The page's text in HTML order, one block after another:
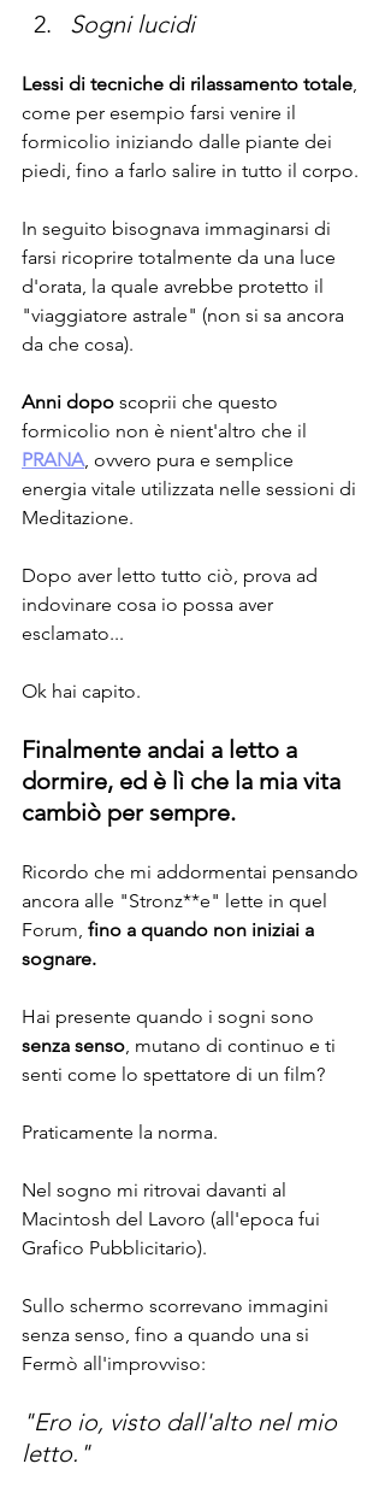
Sogni lucidi
Lessi di tecniche di rilassamento totale
come per esempio farsi venire il
formicolio iniziando dalle piante dei
piedi, fino a farlo salire in tutto il corpo.
In seguito bisognava immaginarsi di
farsi ricoprire totalmente da una luce
d'orata, la quale avrebbe protetto il
"viaggiatore astrale" (non si sa ancora
da che cosa).
Anni dopo scoprii che questo
formicolio non è nient'altro che il
PRANA , ovvero pura e semplice
energia vitale utilizzata nelle sessioni di
Meditazione.
Dopo aver letto tutto ciò, prova ad
indovinare cosa io possa aver
esclamato...
Ok hai capito.
Finalmente andai a letto a
dormire, ed è lì che la mia vita
cambiò per sempre.
Ricordo che mi addormentai pensando
ancora alle "Stronz**e" lette in quel
Forum, fino a quando non iniziai a
sognare.
Hai presente quando i sogni sono
senza senso , mutano di continuo e ti
senti come lo spettatore di un film?
Praticamente la norma.
Nel sogno mi ritrovai davanti al
Macintosh del Lavoro (all'epoca fui
Grafico Pubblicitario).
Sullo schermo scorrevano immagini
senza senso, fino a quando una si
Fermò all'improvviso:
"Ero io, visto dall'alto nel mio
letto."